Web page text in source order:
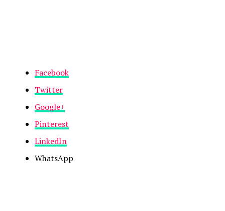
Facebook
Twitter
Google+
Pinterest
LinkedIn
WhatsApp